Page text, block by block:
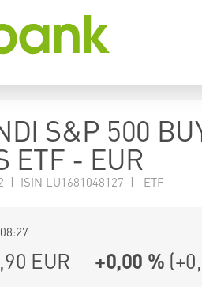
S&P 500
ETF - EUR
| ISIN LU1681048127 | ETF
EUR +0,00 % (